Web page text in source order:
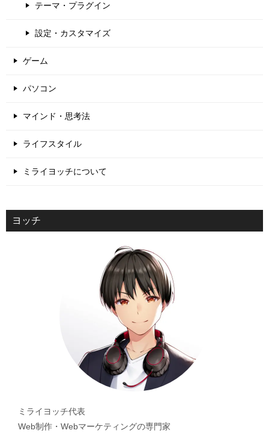
テーマ・プラグイン
設定・カスタマイズ
ゲーム
パソコン
マインド・思考法
ライフスタイル
ミライヨッチについて
ヨッチ
ミライヨッチ代表
Web制作・Webマーケティングの専門家